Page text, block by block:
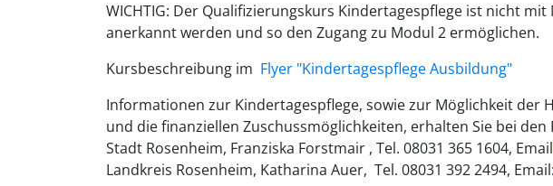
WICHTIG: Der Qualifizierungskurs Kindertagespflege ist nicht
anerkannt werden und so den Zugang zu Modul 2 ermöglichen.
Kursbeschreibung im Flyer "Kindertagespflege Ausbildung"
Informationen zur Kindertagespflege, sowie zur Möglichkeit der
und die finanziellen Zuschussmöglichkeiten, erhalten Sie bei
Stadt Rosenheim, Franziska Forstmair , Tel. 08031 365 1604,
Landkreis Rosenheim, Katharina Auer, Tel. 08031 392 2494, Email: